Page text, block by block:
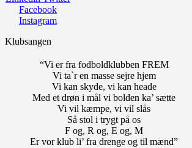
Facebook
Instagram
Klubsangen
“Vi er fra fodboldklubben FREM
Vi ta`r en masse sejre hjem
Vi kan skyde, vi kan heade
Med et drøn i mål vi bolden ka’ sætte
Vi vil kæmpe, vi vil slås
Så stol i trygt på os
F og, R og, E og, M
Er vor klub li’ fra drenge og til mænd”